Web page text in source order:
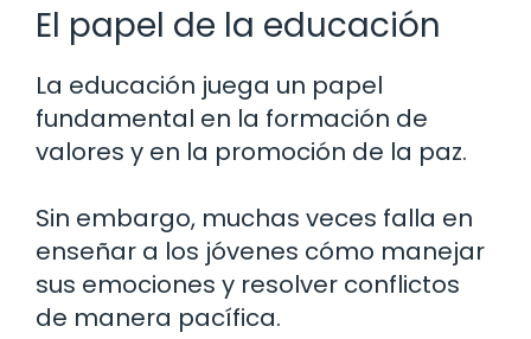
El papel de la educación
La educación juega un papel
fundamental en la formación de
valores y en la promoción de la paz.
Sin embargo, muchas veces falla en
enseñar a los jóvenes cómo manejar
sus emociones y resolver conflictos
de manera pacífica.